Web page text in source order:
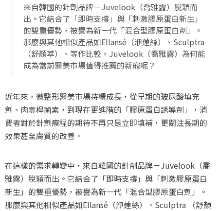
來自韓國的針劑品牌－Juvelook（喬雅露）脫穎而
出。它結合了「即時支撐」與「刺激膠原蛋白新生」
的雙重優勢，被譽為新一代「混合型膠原蛋白劑」。
那麼與其他相似產品如Ellansé（洢蓮絲）、Sculptra
（舒顏萃）、等作比較，Juvelook（喬雅露）為何能
成為當前醫美市場值得推薦的新寵呢？
近年來，微整形醫美市場持續成長，從早期的玻尿酸填充
劑、肉毒桿菌素，到現在更進階的「膠原蛋白誘導劑」，消
費者對於針劑療程的期待不再只是立即填補，更關注長期的
效果甚至膚質的改善。
在這樣的需求轉變中，來自韓國的針劑品牌－Juvelook（喬
雅露）脫穎而出。它結合了「即時支撐」與「刺激膠原蛋白
新生」的雙重優勢，被譽為新一代「混合型膠原蛋白劑」。
那麼與其他相似產品如Ellansé（洢蓮絲）、Sculptra （舒顏